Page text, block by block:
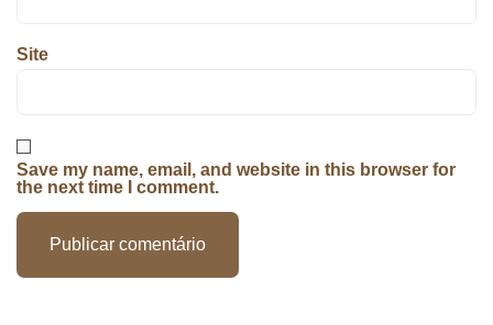
Site
Save my name, email, and website in this browser for
the next time I comment.